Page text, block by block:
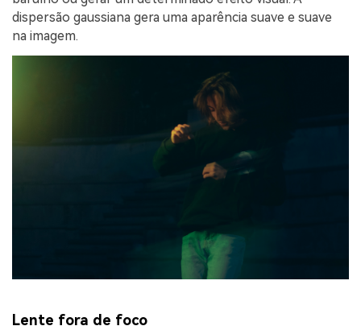
dispersão gaussiana gera uma aparência suave e suave
na imagem.
Lente fora de foco